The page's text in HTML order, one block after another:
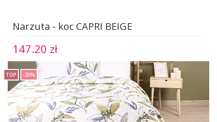
Narzuta - koc CAPRI BEIGE
147.20 zł
TOP -20%